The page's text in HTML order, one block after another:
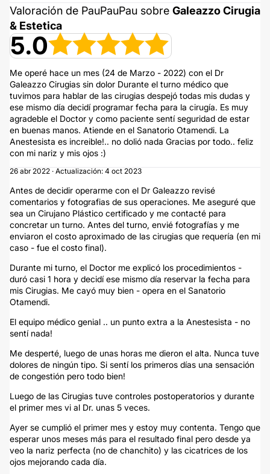
Valoración de PauPauPau sobre Galeazzo Cirugia
& Estetica
5.0
Me operé hace un mes (24 de Marzo - 2022) con el Dr
Galeazzo Cirugias sin dolor Durante el turno médico que
tuvimos para hablar de las cirugias despejó todas mis dudas y
ese mismo día decidí programar fecha para la cirugía. Es muy
agradeble el Doctor y como paciente sentí seguridad de estar
en buenas manos. Atiende en el Sanatorio Otamendi. La
Anestesista es increible!.. no dolió nada Gracias por todo.. feliz
con mi nariz y mis ojos :)
26 abr 2022 · Actualización: 4 oct 2023
Antes de decidir operarme con el Dr Galeazzo revisé
comentarios y fotografias de sus operaciones. Me aseguré que
sea un Cirujano Plástico certificado y me contacté para
concretar un turno. Antes del turno, envié fotografías y me
enviaron el costo aproximado de las cirugias que requería (en mi
caso - fue el costo final).
Durante mi turno, el Doctor me explicó los procedimientos -
duró casi 1 hora y decidí ese mismo día reservar la fecha para
mis Cirugias. Me cayó muy bien - opera en el Sanatorio
Otamendi.
El equipo médico genial .. un punto extra a la Anestesista - no
sentí nada!
Me desperté, luego de unas horas me dieron el alta. Nunca tuve
dolores de ningún tipo. Si sentí los primeros días una sensación
de congestión pero todo bien!
Luego de las Cirugias tuve controles postoperatorios y durante
el primer mes vi al Dr. unas 5 veces.
Ayer se cumplió el primer mes y estoy muy contenta. Tengo que
esperar unos meses más para el resultado final pero desde ya
veo la nariz perfecta (no de chanchito) y las cicatrices de los
ojos mejorando cada día.